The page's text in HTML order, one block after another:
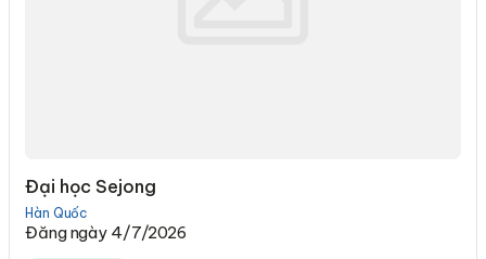
Đại học Sejong
Hàn Quốc
Đăng ngày 4/7/2026